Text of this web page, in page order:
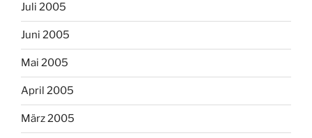
Juli 2005
Juni 2005
Mai 2005
April 2005
März 2005